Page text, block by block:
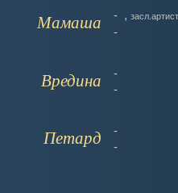
Мамаша - ,
-
Вредина
-
-
Петард
-
-